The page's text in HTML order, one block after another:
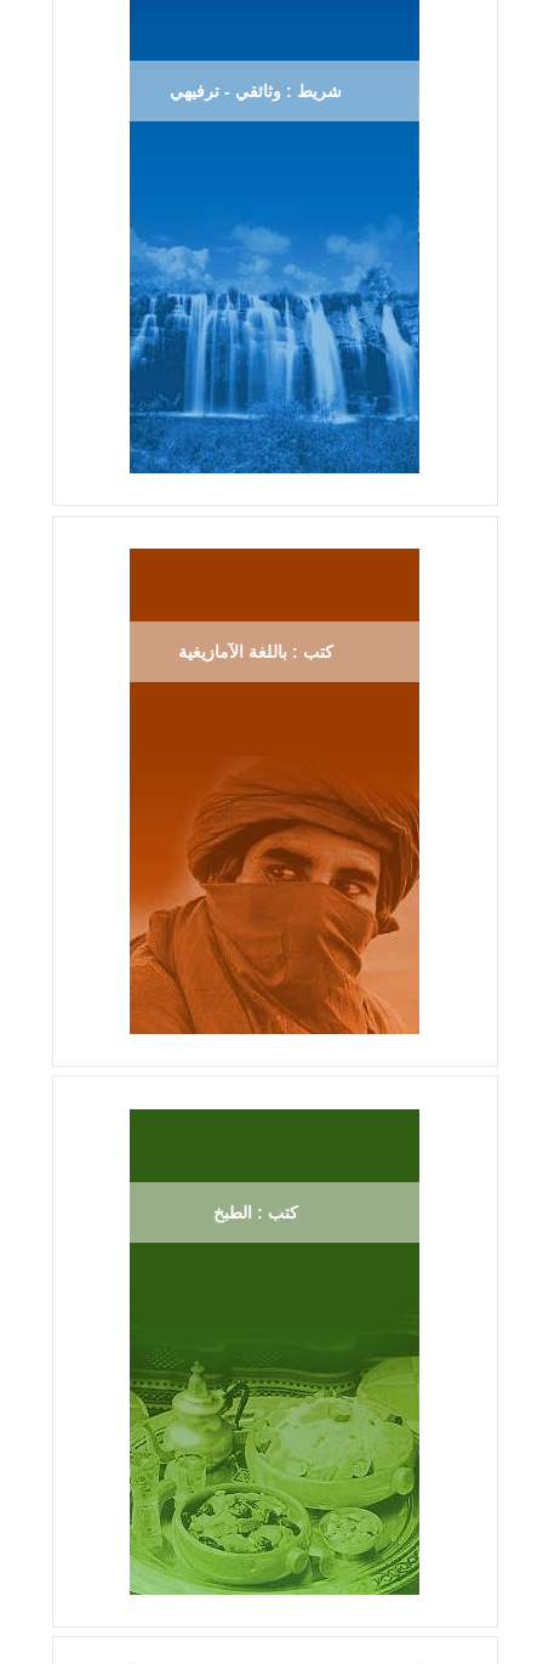
شريط : وثائقي - ترفيهي
كتب : باللغة الآمازيغية
كتب : الطبخ